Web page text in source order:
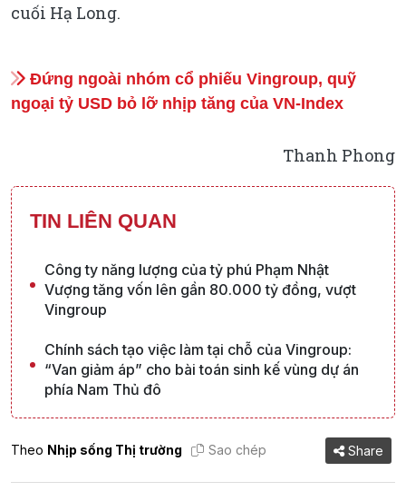
cuối Hạ Long.
Đứng ngoài nhóm cổ phiếu Vingroup, quỹ
ngoại tỷ USD bỏ lỡ nhịp tăng của VN-Index
Thanh Phong
TIN LIÊN QUAN
Công ty năng lượng của tỷ phú Phạm Nhật
Vượng tăng vốn lên gần 80.000 tỷ đồng, vượt
Vingroup
Chính sách tạo việc làm tại chỗ của Vingroup:
“Van giảm áp” cho bài toán sinh kế vùng dự án
phía Nam Thủ đô
Theo Nhịp sống Thị trường Sao chép Share